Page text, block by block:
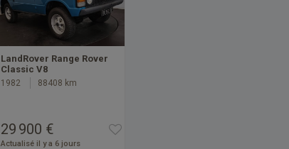
LandRover Range Rover
Classic V8
1982 88408 km
29 900 €
Actualisé il y a 6 jours